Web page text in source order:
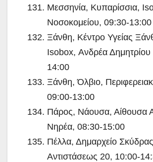
Μεσσηνία, Κυπαρίσσια,
Νοσοκομείου, 09:30-13:00
Ξάνθη, Κέντρο Υγείας
Isobox, Ανδρέα
14:00
Ξάνθη, Όλβιο,
09:00-13:00
Πάρος, Νάουσα, Αίθουσα
Νηρέα, 08:30-15:00
Πέλλα, Δημαρχείο
Αντιστάσεως 20, 10:00-